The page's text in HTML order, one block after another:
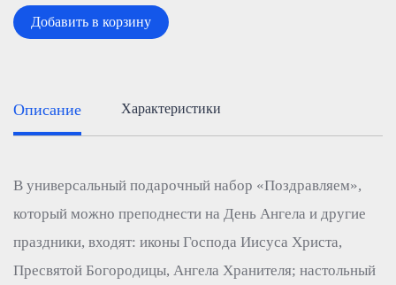
Добавить в корзину
Описание Характеристики
В универсальный подарочный набор «Поздравляем»,
который можно преподнести на День Ангела и другие
праздники, входят: иконы Господа Иисуса Христа,
Пресвятой Богородицы, Ангела Хранителя; настольный